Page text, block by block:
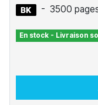
- 3500
En stock - Livraison